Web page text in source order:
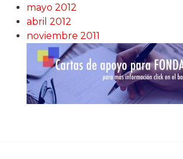
mayo 2012
abril 2012
noviembre 2011